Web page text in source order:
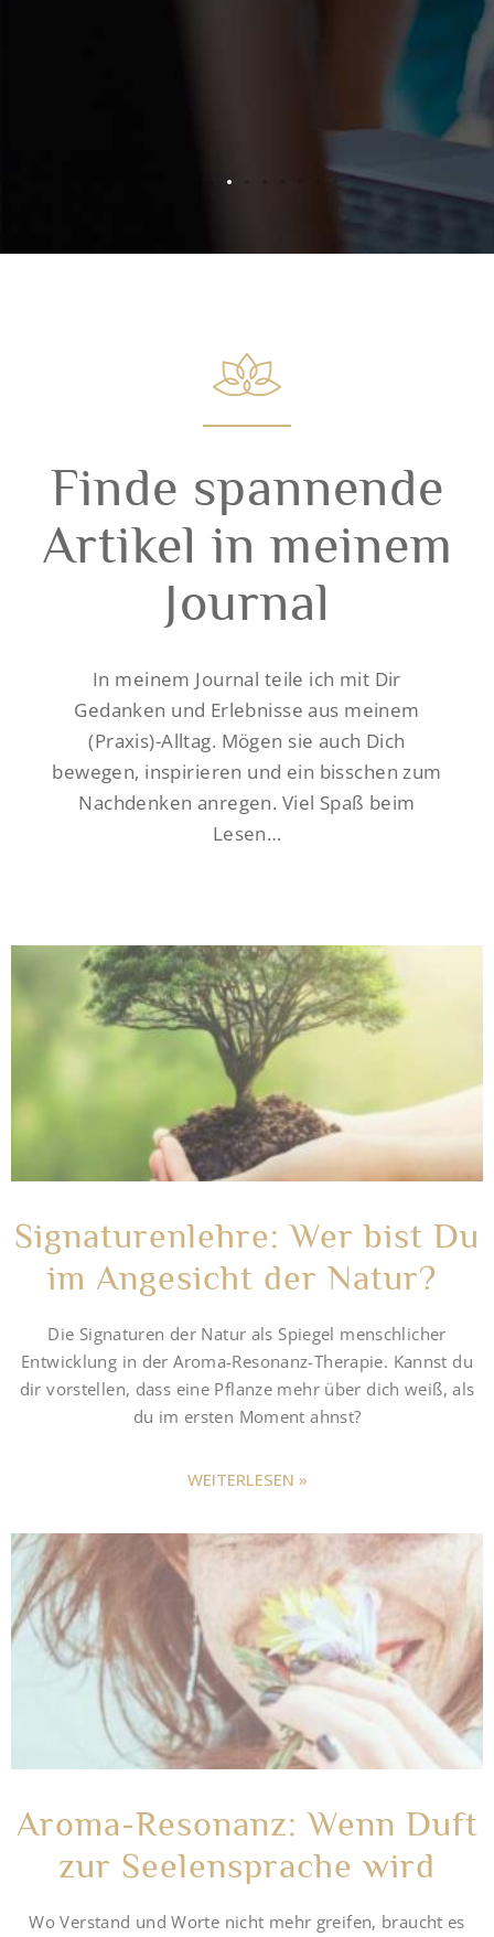
Finde spannende
Artikel in meinem
Journal
In meinem Journal teile ich mit Dir
Gedanken und Erlebnisse aus meinem
(Praxis)-Alltag. Mögen sie auch Dich
bewegen, inspirieren und ein bisschen zum
Nachdenken anregen. Viel Spaß beim
Lesen…
Signaturenlehre: Wer bist Du
im Angesicht der Natur? ​
Die Signaturen der Natur als Spiegel menschlicher
Entwicklung in der Aroma-Resonanz-Therapie. Kannst du
dir vorstellen, dass eine Pflanze mehr über dich weiß, als
du im ersten Moment ahnst?
WEITERLESEN »
Aroma-Resonanz: Wenn Duft
zur Seelensprache wird
Wo Verstand und Worte nicht mehr greifen, braucht es